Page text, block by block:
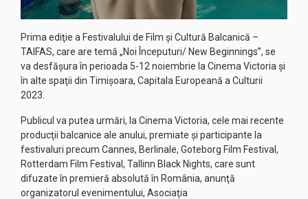
Prima ediţie a Festivalului de Film şi Cultură Balcanică –
TAIFAS, care are temă „Noi Începuturi/ New Beginnings”, se
va desfăşura în perioada 5-12 noiembrie la Cinema Victoria şi
în alte spaţii din Timişoara, Capitala Europeană a Culturii
2023.
Publicul va putea urmări, la Cinema Victoria, cele mai recente
producţii balcanice ale anului, premiate şi participante la
festivaluri precum Cannes, Berlinale, Goteborg Film Festival,
Rotterdam Film Festival, Tallinn Black Nights, care sunt
difuzate în premieră absolută în România, anunţă
organizatorul evenimentului, Asociaţia